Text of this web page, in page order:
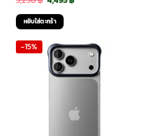
price
was:
5,290 ฿.4,495 ฿.
หยิบใส่ตะกร้า
-15%